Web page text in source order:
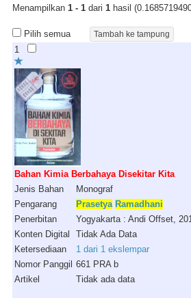
Menampilkan 1 - 1 dari 1 hasil
Pilih semua
1
Bahan Kimia Berbahaya Disekitar Kita
Jenis Bahan
Monograf
Pengarang
Prasetya Ramadhani
Penerbitan
Yogyakarta : Andi Offset,
Konten Digital
Tidak Ada Data
Ketersediaan
1 dari 1 ekslempar
Nomor Panggil 661 PRA b
Artikel
Tidak ada data